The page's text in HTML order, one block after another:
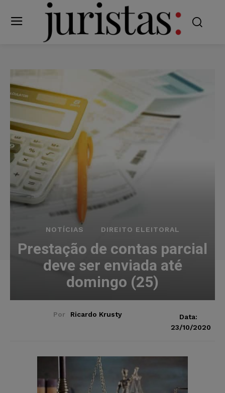
NOTÍCIAS DIREITO ELEITORAL
Prestação de contas parcial
deve ser enviada até
domingo (25)
Por Ricardo Krusty
Data:
23/10/2020